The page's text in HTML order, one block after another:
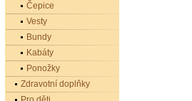
Čepice
Vesty
Bundy
Kabáty
Ponožky
Zdravotní doplňky